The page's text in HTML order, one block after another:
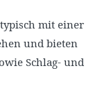
mit einer
und bieten
Schlag- und